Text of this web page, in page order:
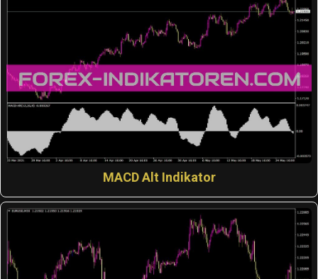
MACD Alt Indikator